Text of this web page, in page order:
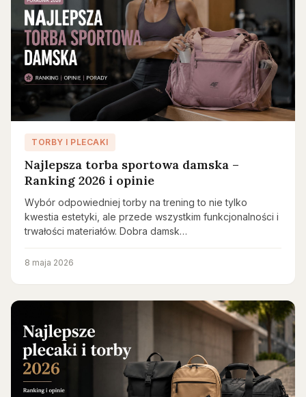
TORBY I PLECAKI
Najlepsza torba sportowa damska –
Ranking 2026 i opinie
Wybór odpowiedniej torby na trening to nie tylko
kwestia estetyki, ale przede wszystkim funkcjonalności i
trwałości materiałów. Dobra damsk…
8 maja 2026